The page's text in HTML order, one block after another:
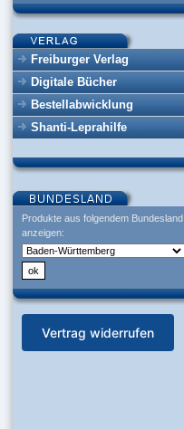
Freiburger Verlag
Digitale Bücher
Bestellabwicklung
Shanti-Leprahilfe
Produkte aus folgendem Bundesland
anzeigen:
Vertrag widerrufen